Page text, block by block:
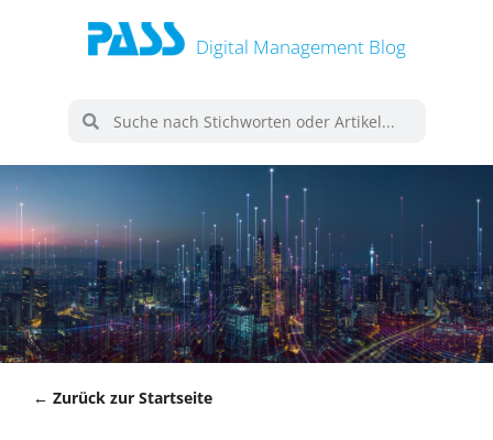
Digital Management Blog
← Zurück zur Startseite